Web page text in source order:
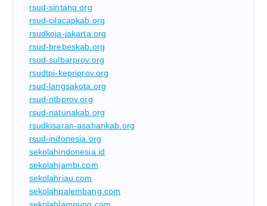
rsud-sintang.org
rsud-cilacapkab.org
rsudkoja-jakarta.org
rsud-brebeskab.org
rsud-sulbarprov.org
rsudtpi-kepriprov.org
rsud-langsakota.org
rsud-ntbprov.org
rsud-natunakab.org
rsudkisaran-asahankab.org
rsud-indonesia.org
sekolahindonesia.id
sekolahjambi.com
sekolahriau.com
sekolahpalembang.com